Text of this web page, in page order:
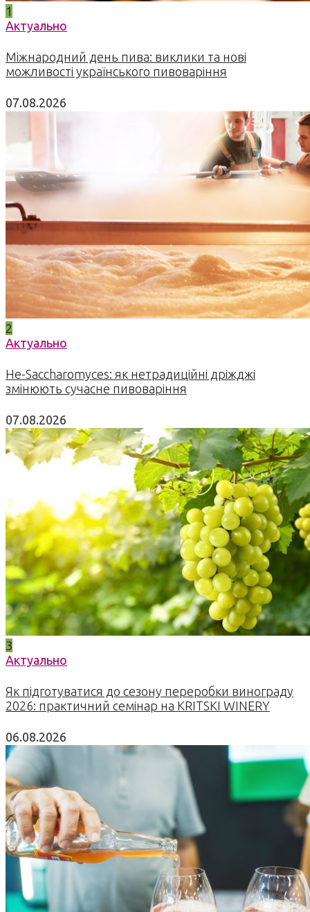
1
Актуально
Міжнародний день пива: виклики та нові
можливості українського пивоваріння
07.08.2026
2
Актуально
Не-Saccharomyces: як нетрадиційні дріжджі
змінюють сучасне пивоваріння
07.08.2026
3
Актуально
Як підготуватися до сезону переробки винограду
2026: практичний семінар на KRITSKI WINERY
06.08.2026